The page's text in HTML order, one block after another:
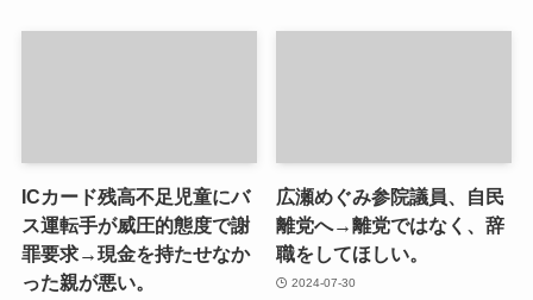
ICカード残高不足児童にバ
ス運転手が威圧的態度で謝
罪要求→現金を持たせなか
った親が悪い。
広瀬めぐみ参院議員、自民
離党へ→離党ではなく、辞
職をしてほしい。
2024-07-30